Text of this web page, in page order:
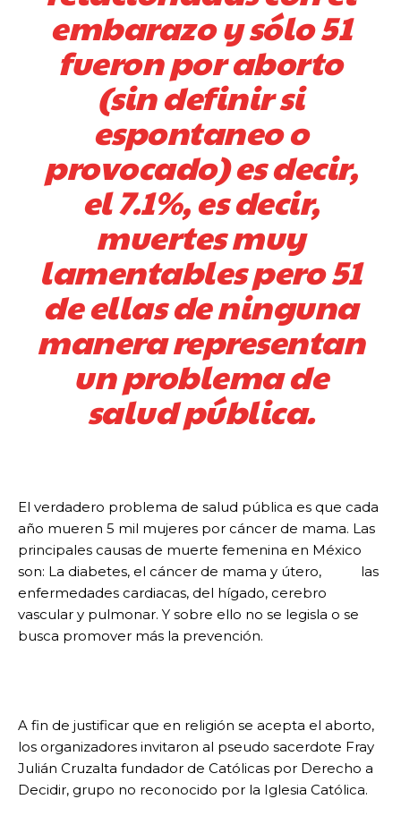
embarazo y sólo 51
fueron por aborto
(sin definir si
espontaneo o
provocado) es decir,
el 7.1%, es decir,
muertes muy
lamentables pero 51
de ellas de ninguna
manera representan
un problema de
salud pública.
El verdadero problema de salud pública es que cada
año mueren 5 mil mujeres por cáncer de mama. Las
principales causas de muerte femenina en México
son: La diabetes, el cáncer de mama y útero, las
enfermedades cardiacas, del hígado, cerebro
vascular y pulmonar. Y sobre ello no se legisla o se
busca promover más la prevención.
A fin de justificar que en religión se acepta el aborto,
los organizadores invitaron al pseudo sacerdote Fray
Julián Cruzalta fundador de Católicas por Derecho a
Decidir, grupo no reconocido por la Iglesia Católica.